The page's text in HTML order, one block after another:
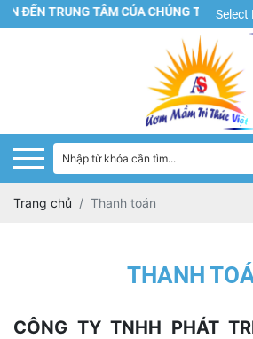
TRUNG TÂM CỦA CHÚNG TÔI!
Trang chủ Thanh toán
THANH
CÔNG TY TNHH PHÁT